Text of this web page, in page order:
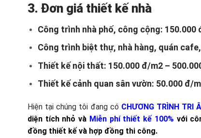
3. Đơn giá thiết kế nhà
Công trình nhà phố, công cộng: 150.000
Công trình biệt thự, nhà hàng, quán
Thiết kế nội thất: 150.000 đ/m2 –
Thiết kế cảnh quan sân vườn: 50.000 đ/
Hiện tại chúng tôi đang có CHƯƠNG TRÌNH TRI
diện tích nhỏ và Miễn phí thiết kế 100% với
đồng thiết kế và hợp đồng thi công.